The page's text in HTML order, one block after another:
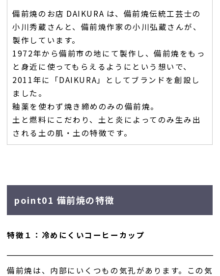
備前焼のお店 DAIKURA は、備前焼伝統工芸士の
小川秀蔵さんと、備前焼作家の小川弘蔵さんが、
製作しています。
1972年から備前市の地にて製作し、備前焼をもっ
と身近に使ってもらえるようにという想いで、
2011年に「DAIKURA」としてブランドを創設し
ました。
釉薬を使わず焼き締めのみの備前焼。
土と燃料にこだわり、土と炎によってのみ生み出
される土の肌・土の特徴です。
point01 備前焼の特徴
特徴１：冷めにくいコーヒーカップ
備前焼は、内部にいくつもの気孔があります。この気